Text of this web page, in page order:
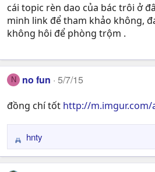
cái topic rèn dao của bác trôi ở
minh link để tham khảo không,
không hôi để phòng trộm .
N no fun 5/7/15
đồng chí tốt http://m.imgur.com/
R
e
a
hnty